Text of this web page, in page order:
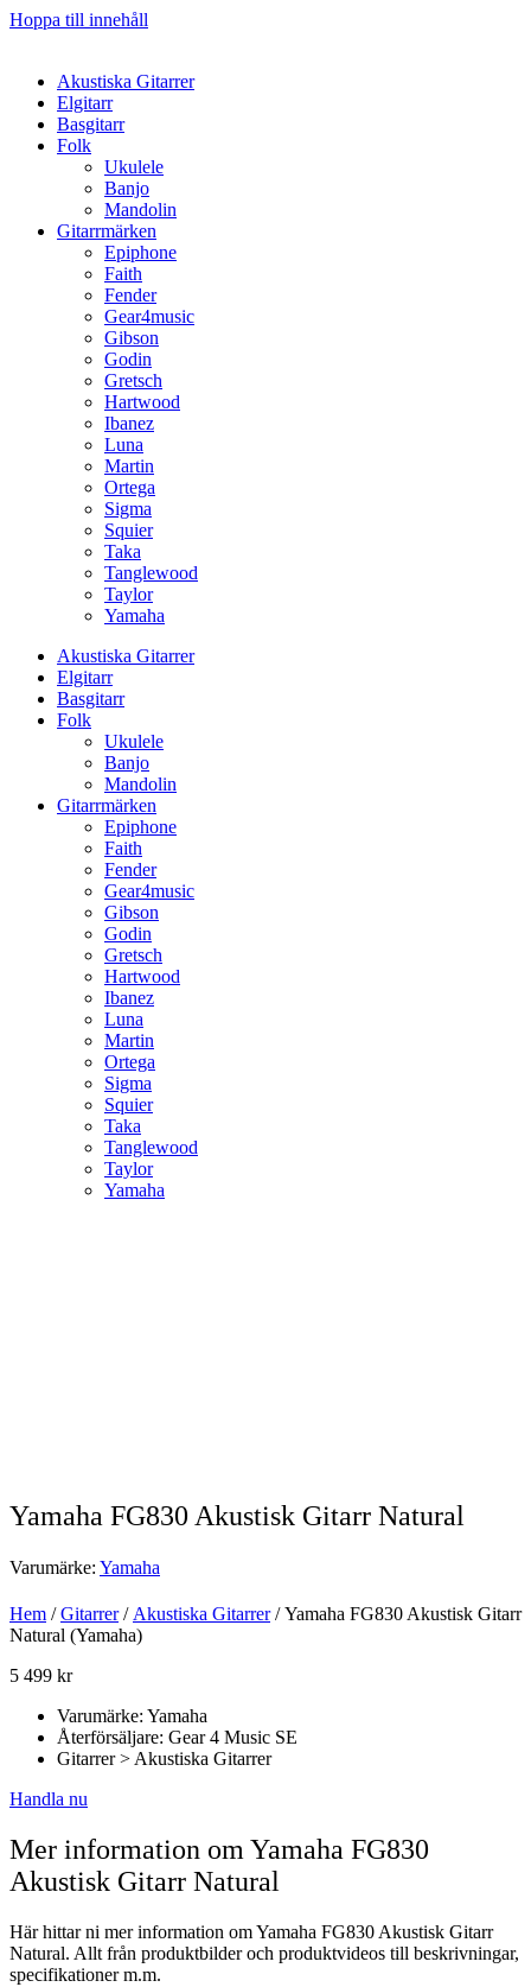
Hoppa till innehåll
Akustiska Gitarrer
Elgitarr
Basgitarr
Folk
Ukulele
Banjo
Mandolin
Gitarrmärken
Epiphone
Faith
Fender
Gear4music
Gibson
Godin
Gretsch
Hartwood
Ibanez
Luna
Martin
Ortega
Sigma
Squier
Taka
Tanglewood
Taylor
Yamaha
Akustiska Gitarrer
Elgitarr
Basgitarr
Folk
Ukulele
Banjo
Mandolin
Gitarrmärken
Epiphone
Faith
Fender
Gear4music
Gibson
Godin
Gretsch
Hartwood
Ibanez
Luna
Martin
Ortega
Sigma
Squier
Taka
Tanglewood
Taylor
Yamaha
Yamaha FG830 Akustisk Gitarr Natural
Varumärke: Yamaha
Hem /Gitarrer/Akustiska Gitarrer/ Yamaha FG830 Akustisk Gitarr
Natural (Yamaha)
5 499 kr
Varumärke: Yamaha
Återförsäljare: Gear 4 Music SE
Gitarrer > Akustiska Gitarrer
Handla nu
Mer information om Yamaha FG830
Akustisk Gitarr Natural
Här hittar ni mer information om Yamaha FG830 Akustisk Gitarr
Natural. Allt från produktbilder och produktvideos till beskrivningar,
specifikationer m.m.